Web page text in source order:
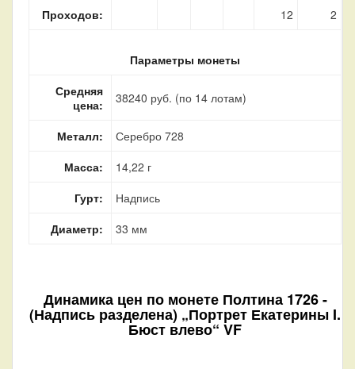
Проходов:
12 2
Параметры монеты
Средняя
цена:
38240 руб. (по 14 лотам)
Металл:
Серебро 728
Масса:
14,22 г
Гурт:
Надпись
Диаметр:
33 мм
Динамика цен по монете Полтина 1726 -
(Надпись разделена) „Портрет Екатерины I.
Бюст влево“ VF